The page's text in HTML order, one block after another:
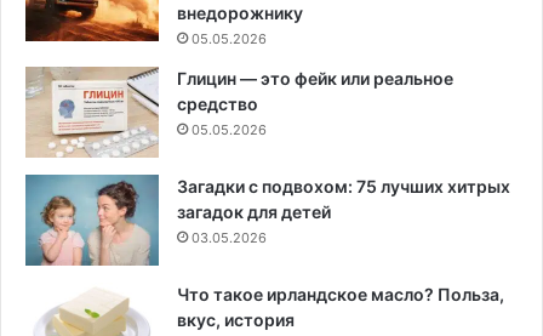
внедорожнику
05.05.2026
Глицин — это фейк или реальное
средство
05.05.2026
Загадки с подвохом: 75 лучших хитрых
загадок для детей
03.05.2026
Что такое ирландское масло? Польза,
вкус, история